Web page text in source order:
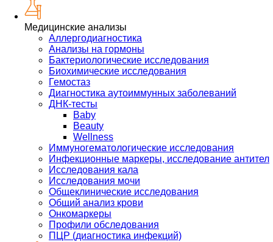
Медицинские анализы
Аллергодиагностика
Анализы на гормоны
Бактериологические исследования
Биохимические исследования
Гемостаз
Диагностика аутоиммунных заболеваний
ДНК-тесты
Baby
Beauty
Wellness
Иммуногематологические исследования
Инфекционные маркеры, исследование антител
Исследования кала
Исследования мочи
Общеклинические исследования
Общий анализ крови
Онкомаркеры
Профили обследования
ПЦР (диагностика инфекций)